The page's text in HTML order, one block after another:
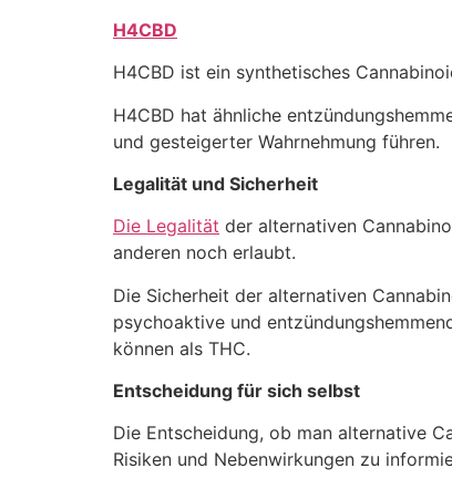
H4CBD
H4CBD ist ein synthetisches
H4CBD hat ähnliche
und gesteigerter Wahrnehmung führen.
Legalität und Sicherheit
Die Legalität der alternativen
anderen noch erlaubt.
Die Sicherheit der alternativen
psychoaktive und
können als THC.
Entscheidung für sich selbst
Die Entscheidung, ob man alternative
Risiken und Nebenwirkungen zu